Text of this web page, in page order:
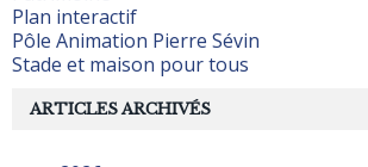
Plan interactif
Pôle Animation Pierre Sévin
Stade et maison pour tous
ARTICLES ARCHIVÉS